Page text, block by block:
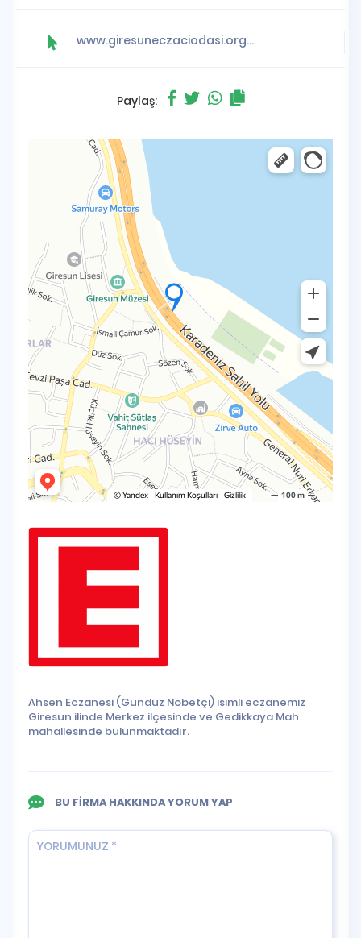
www.giresuneczaciodasi.org.tr
Paylaş:
Ahsen Eczanesi (Gündüz Nobetçi) isimli eczanemiz
Giresun ilinde Merkez ilçesinde ve Gedikkaya Mah
mahallesinde bulunmaktadır.
BU FİRMA HAKKINDA YORUM YAP